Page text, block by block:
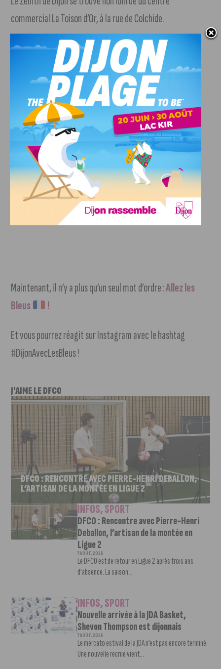
commercial La Toison d’Or, à la rue de Colchide.
Maintenant, il n’y a plus qu’un seul mot d’ordre :Allez les
Bleus
!
Et vous pourrez réagit sur Instagram avec le hashtag
#DijonAvecLesBleus !
J'AIME LE DFCO
DFCO : RENCONTRE AVEC PIERRE-HENRI DEBALLON,
L’ARTISAN DE LA MONTÉE EN LIGUE 2
INFOS,SPORT
DFCO : Rencontre avec Pierre-Henri
Deballon, l’artisan de la montée en
Ligue 2
7 AOÛT, 2026
Le DFCO est de retour en Ligue 2 après trois ans
d’absence. La saison...
INFOS,SPORT
Nouvelle arrivée à la JDA Basket,
Shevon Thompson est dijonnais
7 AOÛT, 2026
Le mercato estival de la JDA n’est pas encore terminé.
Une nouvelle recrue vient...